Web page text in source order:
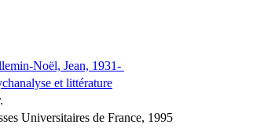
Noël, Jean, 1931-
et littérature
Universitaires de France, 1995